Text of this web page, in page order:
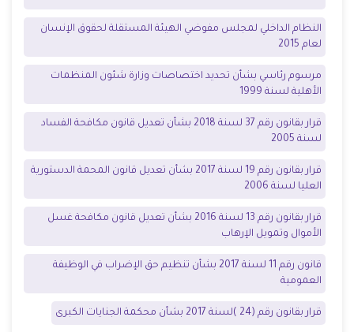
النظام الداخلي لمجلس مفوضي الهيئة المستقلة لحقوق الإنسان
لعام 2015
مرسوم رئاسي بشأن تحديد اختصاصات وزارة شئون المنظمات
الأهلية لسنة 1999
قرار بقانون رقم 37 لسنة 2018 بشأن تعديل قانون مكافحة الفساد
لسنة 2005
قرار بقانون رقم 19 لسنة 2017 بشأن تعديل قانون المحمة الدستورية
العليا لسنة 2006
قرار بقانون رقم 13 لسنة 2016 بشأن تعديل قانون مكافحة غسل
الأموال وتمويل الإرهاب
قانون رقم 11 لسنة 2017 بشأن تنظيم حق الإضراب في الوظيفة
العمومية
قرار بقانون رقم (24 )لسنة 2017 بشأن محكمة الجنايات الكبرى